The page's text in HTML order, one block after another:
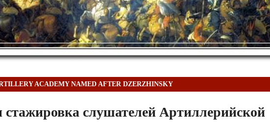
ACADEMY NAMED AFTER DZERZHINSKY
стажировка слушателей Артиллерийской